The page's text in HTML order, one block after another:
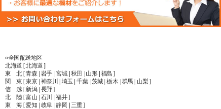
○全国配送地区
北海道 [ 北海道 ]
東 北 [ 青森 | 岩手 | 宮城 | 秋田 | 山形 | 福島 ]
関 東 [ 東京 | 神奈川 | 埼玉 | 千葉 | 茨城 | 栃木 | 群馬 | 山梨 ]
信 越 [ 新潟 | 長野 ]
北 陸 [ 富山 | 石川 | 福井 ]
東 海 [ 愛知 | 岐阜 | 静岡 | 三重 ]